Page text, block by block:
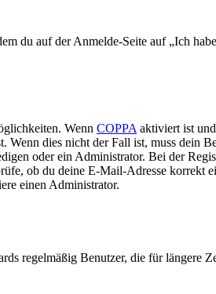
du auf der Anmelde-Seite auf „Ich
Wenn COPPA aktiviert ist
Wenn dies nicht der Fall ist, muss dein
oder ein Administrator. Bei der
ob du deine E-Mail-Adresse korrekt
einen Administrator.
regelmäßig Benutzer, die für längere